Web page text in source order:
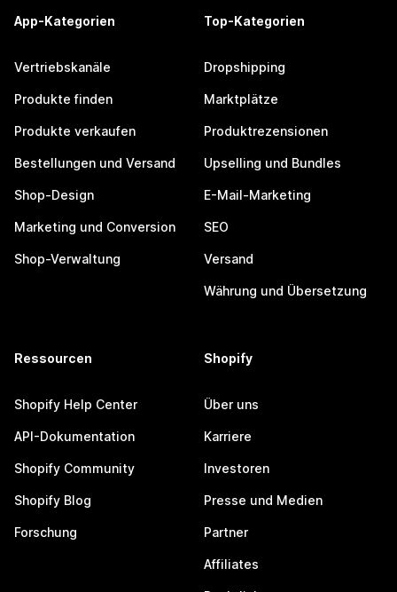
App-Kategorien
Vertriebskanäle
Produkte finden
Produkte verkaufen
Bestellungen und Versand
Shop-Design
Marketing und Conversion
Shop-Verwaltung
Top-Kategorien
Dropshipping
Marktplätze
Produktrezensionen
Upselling und Bundles
E-Mail-Marketing
SEO
Versand
Währung und Übersetzung
Ressourcen
Shopify Help Center
API-Dokumentation
Shopify Community
Shopify Blog
Forschung
Shopify
Über uns
Karriere
Investoren
Presse und Medien
Partner
Affiliates